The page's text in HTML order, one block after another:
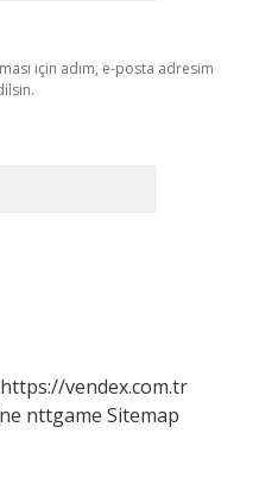
için adım, e-posta adresim
https://vendex.com.tr
nttgame Sitemap